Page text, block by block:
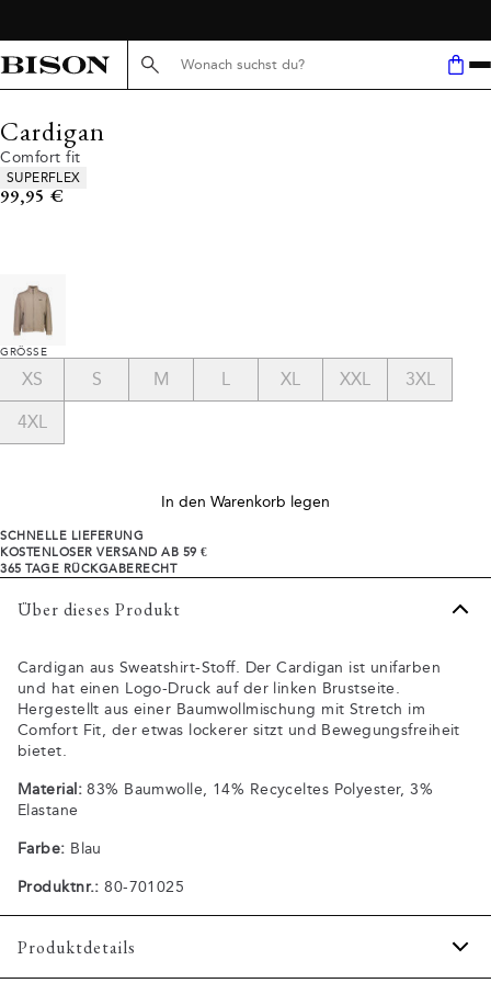
Suche hier...
Cardigan
Comfort fit
Produkteigenschaften
SUPERFLEX
Preis
99,95 €
GRÖSSE
XS S M L XL XXL 3XL
4XL
In den Warenkorb legen
SCHNELLE LIEFERUNG
KOSTENLOSER VERSAND AB 59 €
365 TAGE RÜCKGABERECHT
Über dieses Produkt
Cardigan aus Sweatshirt-Stoff. Der Cardigan ist unifarben
und hat einen Logo-Druck auf der linken Brustseite.
Hergestellt aus einer Baumwollmischung mit Stretch im
Comfort Fit, der etwas lockerer sitzt und Bewegungsfreiheit
bietet.
Material:83% Baumwolle, 14% Recyceltes Polyester, 3%
Elastane
Farbe: Blau
Produktnr.: 80-701025
Produktdetails